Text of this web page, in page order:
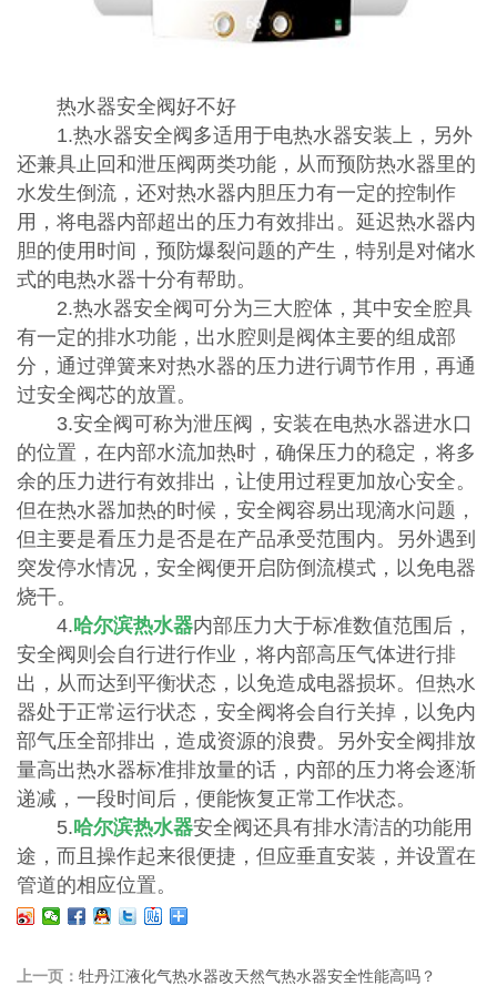
热水器安全阀好不好
1.热水器安全阀多适用于电热水器安装上，另外
还兼具止回和泄压阀两类功能，从而预防热水器里的
水发生倒流，还对热水器内胆压力有一定的控制作
用，将电器内部超出的压力有效排出。延迟热水器内
胆的使用时间，预防爆裂问题的产生，特别是对储水
式的电热水器十分有帮助。
2.热水器安全阀可分为三大腔体，其中安全腔具
有一定的排水功能，出水腔则是阀体主要的组成部
分，通过弹簧来对热水器的压力进行调节作用，再通
过安全阀芯的放置。
3.安全阀可称为泄压阀，安装在电热水器进水口
的位置，在内部水流加热时，确保压力的稳定，将多
余的压力进行有效排出，让使用过程更加放心安全。
但在热水器加热的时候，安全阀容易出现滴水问题，
但主要是看压力是否是在产品承受范围内。另外遇到
突发停水情况，安全阀便开启防倒流模式，以免电器
烧干。
4.哈尔滨热水器内部压力大于标准数值范围后，
安全阀则会自行进行作业，将内部高压气体进行排
出，从而达到平衡状态，以免造成电器损坏。但热水
器处于正常运行状态，安全阀将会自行关掉，以免内
部气压全部排出，造成资源的浪费。另外安全阀排放
量高出热水器标准排放量的话，内部的压力将会逐渐
递减，一段时间后，便能恢复正常工作状态。
5.哈尔滨热水器安全阀还具有排水清洁的功能用
途，而且操作起来很便捷，但应垂直安装，并设置在
管道的相应位置。
上一页： 牡丹江液化气热水器改天然气热水器安全性能高吗？